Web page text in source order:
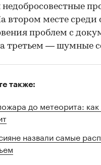
недобросовестные
втором месте среди
проблем с
третьем — шумные
также:
до метеорита:
назвали самые